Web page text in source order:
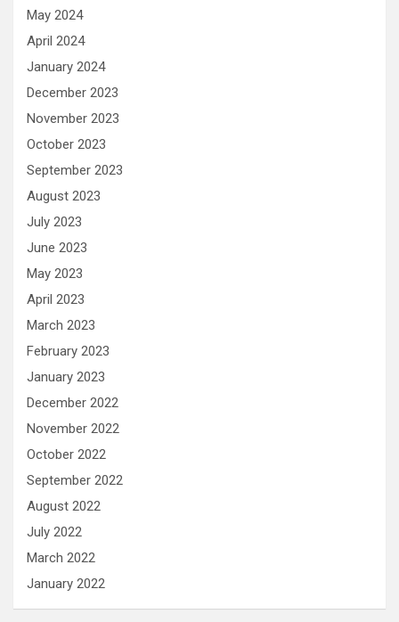
May 2024
April 2024
January 2024
December 2023
November 2023
October 2023
September 2023
August 2023
July 2023
June 2023
May 2023
April 2023
March 2023
February 2023
January 2023
December 2022
November 2022
October 2022
September 2022
August 2022
July 2022
March 2022
January 2022